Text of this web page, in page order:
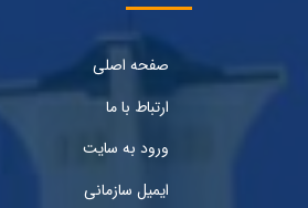
صفحه اصلی
ارتباط با ما
ورود به سایت
ایمیل سازمانی